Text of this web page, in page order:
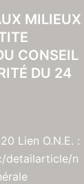
MILIEUX
CONSEIL
DU 24
Lien O.N.E. :
detailarticle/n